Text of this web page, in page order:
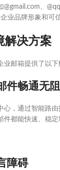
、
业品牌形象和可
解决方案
邮箱提供了以下
件畅通无阻
心，通过智能路
都能快速、稳定
障碍